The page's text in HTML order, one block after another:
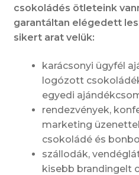
csokoládés ötleteink
garantáltan elégedett
sikert arat velük:
karácsonyi ügyfél
logózott
egyedi
rendezvények,
marketing
csokoládé és
szállodák,
kisebb brandingelt